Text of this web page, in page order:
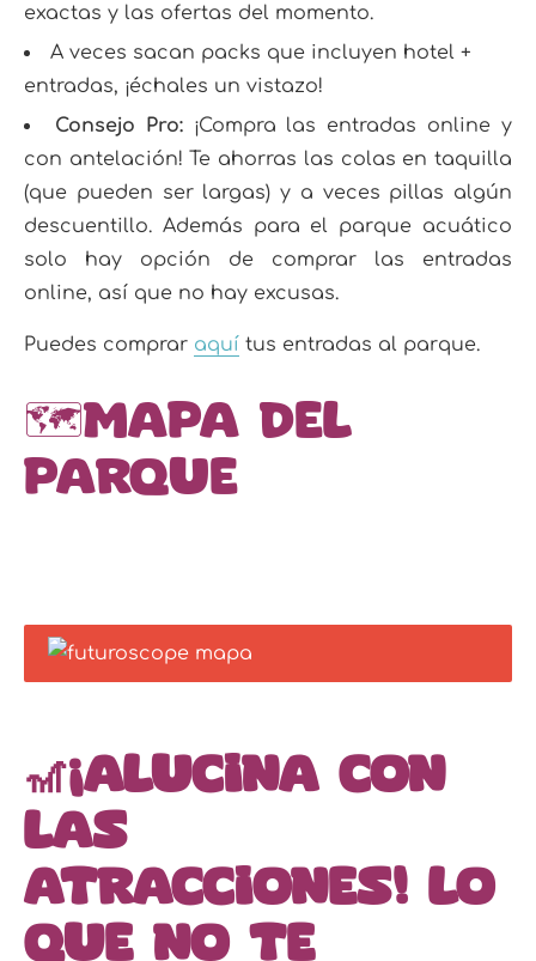
exactas y las ofertas del momento.
A veces sacan packs que incluyen hotel +
entradas, ¡échales un vistazo!
Consejo Pro:¡Compra las entradas online y
con antelación! Te ahorras las colas en taquilla
(que pueden ser largas) y a veces pillas algún
descuentillo. Además para el parque acuático
solo hay opción de comprar las entradas
online, así que no hay excusas.
Puedes comprar aquí tus entradas al parque.
🗺️Mapa del
parque
🎢¡Alucina con
las
atracciones! Lo
que NO te